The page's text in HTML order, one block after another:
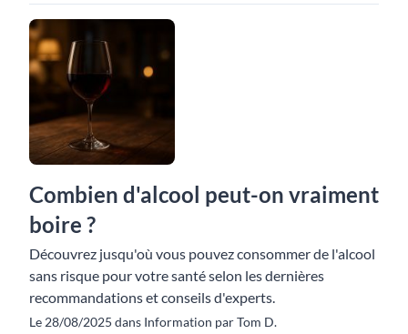
Combien d'alcool peut-on vraiment
boire ?
Découvrez jusqu'où vous pouvez consommer de l'alcool
sans risque pour votre santé selon les dernières
recommandations et conseils d'experts.
Le 28/08/2025 dans Information par Tom D.